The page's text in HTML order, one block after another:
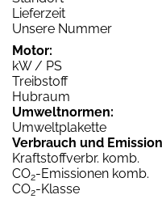
Lieferzeit
Unsere Nummer
Motor:
kW / PS
Treibstoff
Hubraum
Umweltnormen:
Umweltplakette
Verbrauch und
Kraftstoffverbr. komb.
CO2-Emissionen komb.
CO2-Klasse